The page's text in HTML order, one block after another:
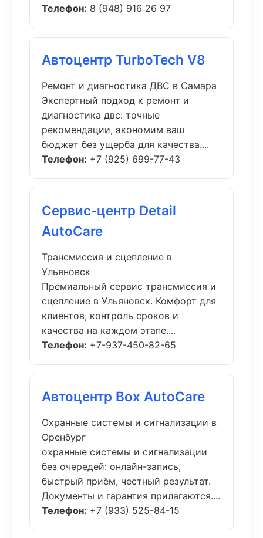
Телефон: 8 (948) 916 26 97
Автоцентр TurboTech V8
Ремонт и диагностика ДВС в Самара
Экспертный подход к ремонт и
диагностика двс: точные
рекомендации, экономим ваш
бюджет без ущерба для качества....
Телефон: +7 (925) 699-77-43
Сервис-центр Detail
AutoCare
Трансмиссия и сцепление в
Ульяновск
Премиальный сервис трансмиссия и
сцепление в Ульяновск. Комфорт для
клиентов, контроль сроков и
качества на каждом этапе....
Телефон: +7-937-450-82-65
Автоцентр Box AutoCare
Охранные системы и сигнализации в
Оренбург
охранные системы и сигнализации
без очередей: онлайн-запись,
быстрый приём, честный результат.
Документы и гарантия прилагаются....
Телефон: +7 (933) 525-84-15